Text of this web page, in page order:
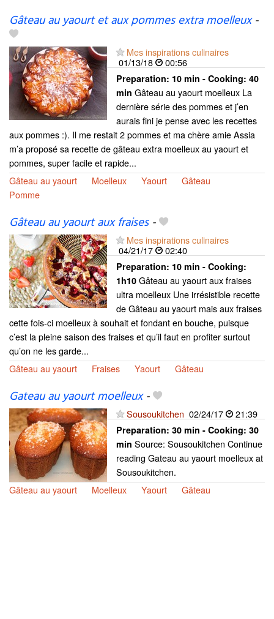
Gâteau au yaourt et aux pommes extra moelleux-
Mes inspirations culinaires
01/13/18
00:56
Preparation: 10 min - Cooking: 40
min Gâteau au yaourt moelleux La
dernière série des pommes et j’en
aurais fini je pense avec les recettes
aux pommes :). Il me restait 2 pommes et ma chère amie Assia
m’a proposé sa recette de gâteau extra moelleux au yaourt et
pommes, super facile et rapide...
Gâteau au yaourt
Moelleux Yaourt
Gâteau
Pomme
Gâteau au yaourt aux fraises-
Mes inspirations culinaires
04/21/17
02:40
Preparation: 10 min - Cooking:
1h10 Gâteau au yaourt aux fraises
ultra moelleux Une irrésistible recette
de Gâteau au yaourt mais aux fraises
cette fois-ci moelleux à souhait et fondant en bouche, puisque
c’est la pleine saison des fraises et qu’il faut en profiter surtout
qu’on ne les garde...
Gâteau au yaourt
Fraises Yaourt Gâteau
Gateau au yaourt moelleux-
Sousoukitchen 02/24/17 21:39
Preparation: 30 min - Cooking: 30
min Source: Sousoukitchen Continue
reading Gateau au yaourt moelleux at
Sousoukitchen.
Gâteau au yaourt
Moelleux Yaourt Gâteau